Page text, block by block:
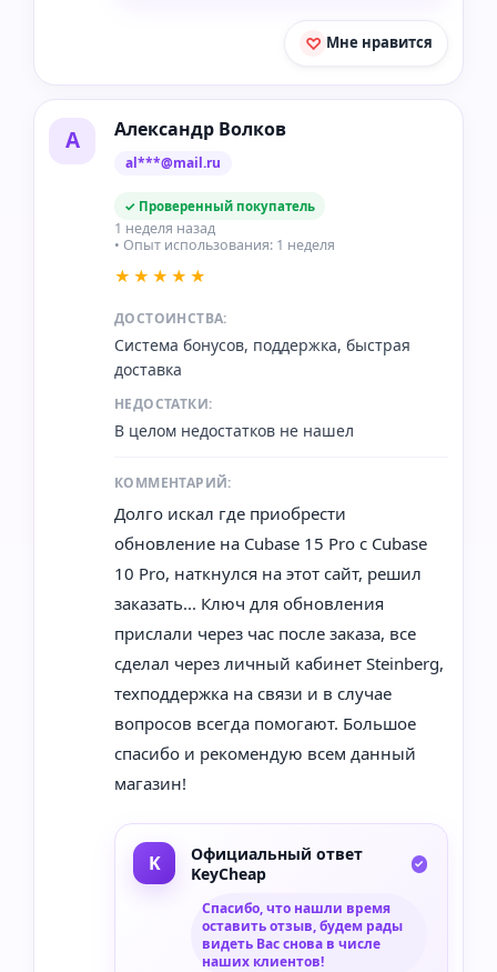
Мне нравится
А Александр Волков
al***@mail.ru
✓ Проверенный покупатель
1 неделя назад
• Опыт использования: 1 неделя
★★★★★
ДОСТОИНСТВА:
Система бонусов, поддержка, быстрая
доставка
НЕДОСТАТКИ:
В целом недостатков не нашел
КОММЕНТАРИЙ:
Долго искал где приобрести
обновление на Cubase 15 Pro с Cubase
10 Pro, наткнулся на этот сайт, решил
заказать... Ключ для обновления
прислали через час после заказа, все
сделал через личный кабинет Steinberg,
техподдержка на связи и в случае
вопросов всегда помогают. Большое
спасибо и рекомендую всем данный
магазин!
Официальный ответ
KeyCheap
Спасибо, что нашли время
оставить отзыв, будем рады
видеть Вас снова в числе
наших клиентов!